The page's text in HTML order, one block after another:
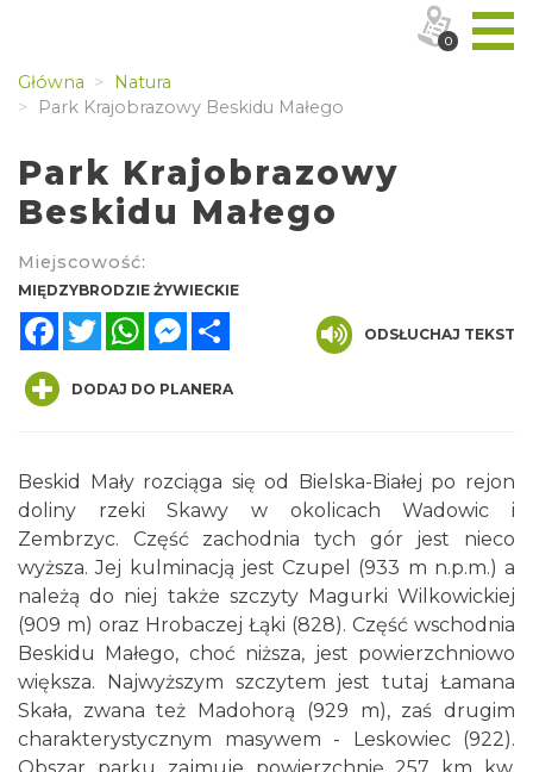
Główna
Natura
Park Krajobrazowy Beskidu Małego
Park Krajobrazowy
Beskidu Małego
Miejscowość:
MIĘDZYBRODZIE ŻYWIECKIE
FacebookTwitterWhatsAppMessenger
ODSŁUCHAJ TEKST
DODAJ DO PLANERA
Beskid Mały rozciąga się od Bielska-Białej po rejon
doliny rzeki Skawy w okolicach Wadowic i
Zembrzyc. Część zachodnia tych gór jest nieco
wyższa. Jej kulminacją jest Czupel (933 m n.p.m.) a
należą do niej także szczyty Magurki Wilkowickiej
(909 m) oraz Hrobaczej Łąki (828). Część wschodnia
Beskidu Małego, choć niższa, jest powierzchniowo
większa. Najwyższym szczytem jest tutaj Łamana
Skała, zwana też Madohorą (929 m), zaś drugim
charakterystycznym masywem - Leskowiec (922).
0